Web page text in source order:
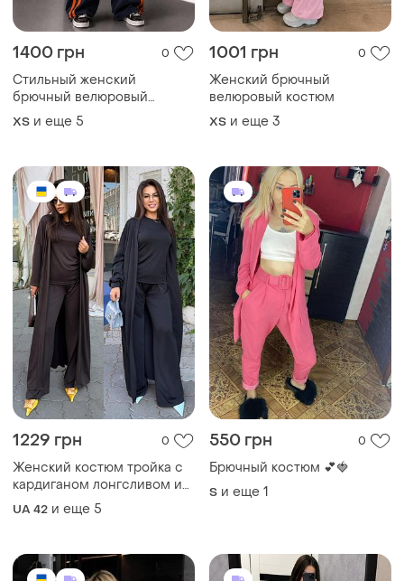
и еще 5 ХS и еще 3
1229 грн 0
Женский костюм тройка с
кардиганом лонгсливом и
брюками, женский костюм
тройка с длинным
базовый костюм 3в1,Костюм
с кардиганом
UA 42 и еще 5
550 грн 0
Брючный костюм 💕🍓
S и еще 1